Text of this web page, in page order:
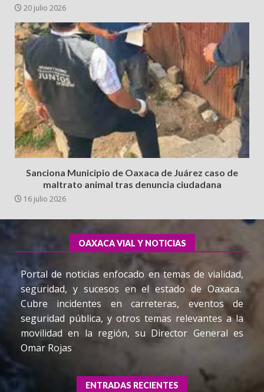
20 julio 2026
Sanciona Municipio de Oaxaca de Juárez caso de
maltrato animal tras denuncia ciudadana
16 julio 2026
OAXACA VIAL Y NOTICIAS
Portal de noticias enfocado en temas de vialidad,
seguridad, y sucesos en el estado de Oaxaca.
Cubre incidentes en carreteras, eventos de
seguridad pública, y otros temas relevantes a la
movilidad en la región, su Director General es
Omar Rojas
ENTRADAS RECIENTES